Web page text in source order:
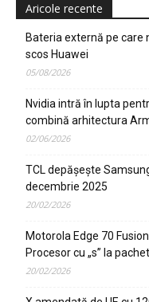
Aricole recente
Bateria externă pe care
scos Huawei
05/08/2026
Nvidia intră în lupta
combină arhitectura
02/06/2026
TCL depășește
decembrie 2025
20/02/2026
Motorola Edge 70
Procesor cu „s” la pachet
20/02/2026